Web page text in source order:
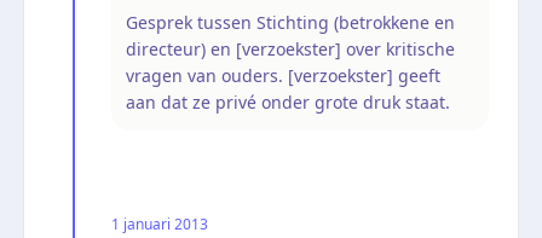
Gesprek tussen Stichting (betrokkene en
directeur) en [verzoekster] over kritische
vragen van ouders. [verzoekster] geeft
aan dat ze privé onder grote druk staat.
1 januari 2013